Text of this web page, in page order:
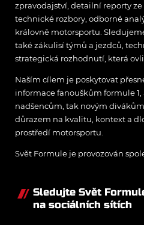
zpravodajství, detailní reporty
technické rozbory, odborné
královně motorsportu.
také zákulisí týmů a jezdců,
strategická rozhodnutí, která
Naším cílem je poskytovat
informace fanouškům formule
nadšencům, tak novým
důrazem na kvalitu, kontext a
prostředí motorsportu.
Svět Formule je provozován
Sledujte Svět
na sociálních sítích